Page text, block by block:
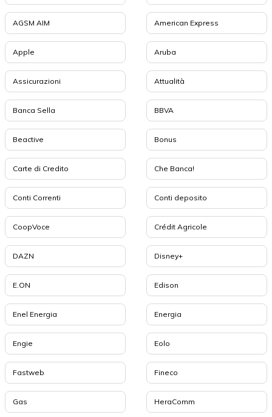
AGSM AIM American Express
Apple Aruba
Assicurazioni Attualità
Banca Sella BBVA
Beactive Bonus
Carte di Credito Che Banca!
Conti Correnti Conti deposito
CoopVoce Crédit Agricole
DAZN Disney+
E.ON Edison
Enel Energia Energia
Engie Eolo
Fastweb Fineco
Gas HeraComm